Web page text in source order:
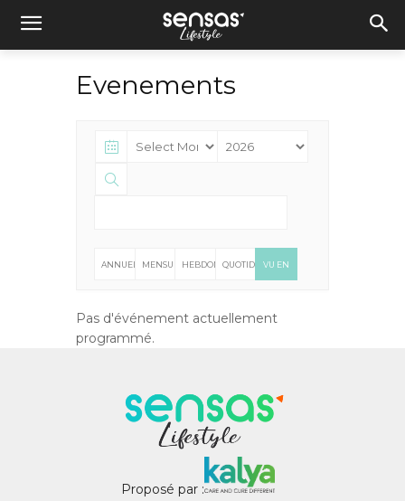
Evenements
ANNUELLEMENSUELLEHEBDOMADAIREQUOTIDIENNE
VU EN
Pas d'événement actuellement
programmé.
Proposé par :